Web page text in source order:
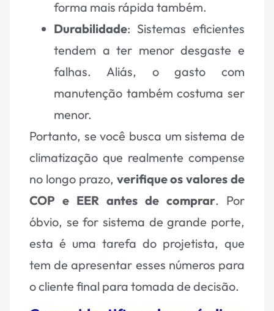
forma mais rápida também.
Durabilidade: Sistemas eficientes
tendem a ter menor desgaste e
falhas. Aliás, o gasto com
manutenção também costuma ser
menor.
Portanto, se você busca um sistema de
climatização que realmente compense
no longo prazo, verifique os valores de
COP e EER antes de comprar. Por
óbvio, se for sistema de grande porte,
esta é uma tarefa do projetista, que
tem de apresentar esses números para
o cliente final para tomada de decisão.